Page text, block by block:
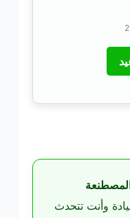
وأنت تتحدث